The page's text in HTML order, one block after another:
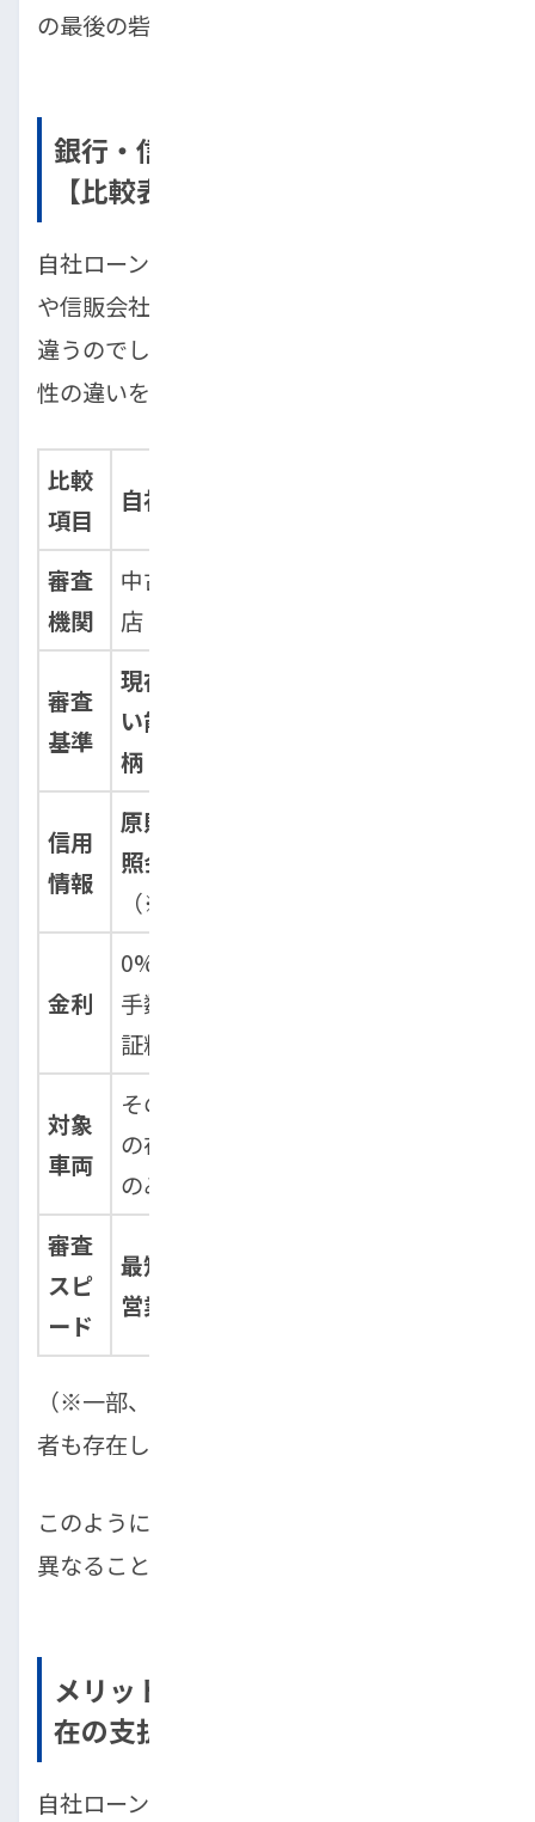
の最後の砦」と呼ばれる最大の理由です。
銀行・信販ローンとの決定的な違い
【比較表】
自社ローンと、一般的な銀行マイカーローン
や信販会社のオートローンは、何が具体的に
違うのでしょうか。以下の比較表で、その特
性の違いを明確に理解しましょう。
比較
項目
自社ローン
審査
機関
中古車販売
店（独自）
審査
基準
現在の支払
い能力、人
柄
信用
情報
原則として
照会しない
（※）
金利
0%（別途、
手数料や保
証料）
対象
車両
その販売店
の在庫車両
のみ
審査
スピ
ード
最短即日〜2
営業日
（※一部、信用情報を照会する自社ローン業
者も存在します）
このように、審査の仕組みや基準が根本的に
異なることがわかります。
メリット：過去の信用情報より「現
在の支払い能力」を重視
自社ローンの最大のメリットは、やはりその